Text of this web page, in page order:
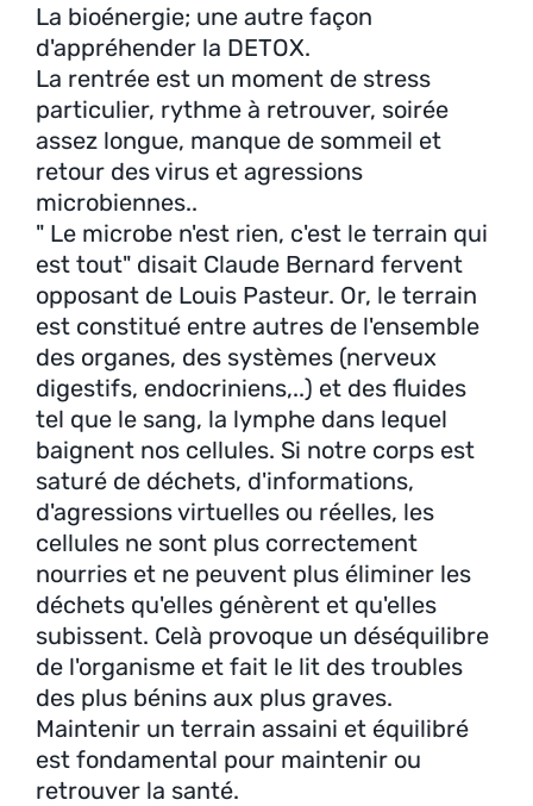
La bioénergie; une autre façon
d'appréhender la DETOX.
La rentrée est un moment de stress
particulier, rythme à retrouver, soirée
assez longue, manque de sommeil et
retour des virus et agressions
microbiennes..
" Le microbe n'est rien, c'est le terrain qui
est tout" disait Claude Bernard fervent
opposant de Louis Pasteur. Or, le terrain
est constitué entre autres de l'ensemble
des organes, des systèmes (nerveux
digestifs, endocriniens,..) et des fluides
tel que le sang, la lymphe dans lequel
baignent nos cellules. Si notre corps est
saturé de déchets, d'informations,
d'agressions virtuelles ou réelles, les
cellules ne sont plus correctement
nourries et ne peuvent plus éliminer les
déchets qu'elles génèrent et qu'elles
subissent. Celà provoque un déséquilibre
de l'organisme et fait le lit des troubles
des plus bénins aux plus graves.
Maintenir un terrain assaini et équilibré
est fondamental pour maintenir ou
retrouver la santé.